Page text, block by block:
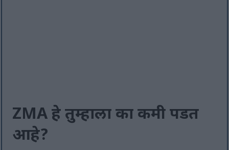
ZMA हे तुम्हाला का कमी पडत
आहे?